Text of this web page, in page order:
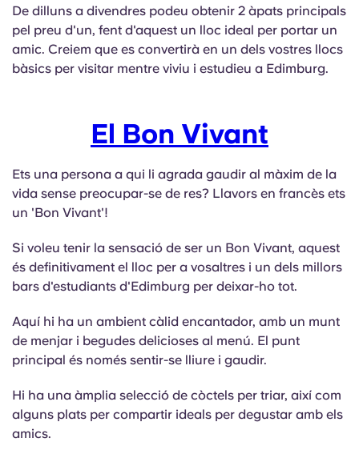
De dilluns a divendres podeu obtenir 2 àpats principals
pel preu d'un, fent d'aquest un lloc ideal per portar un
amic. Creiem que es convertirà en un dels vostres llocs
bàsics per visitar mentre viviu i estudieu a Edimburg.
El Bon Vivant
Ets una persona a qui li agrada gaudir al màxim de la
vida sense preocupar-se de res? Llavors en francès ets
un 'Bon Vivant'!
Si voleu tenir la sensació de ser un Bon Vivant, aquest
és definitivament el lloc per a vosaltres i un dels millors
bars d'estudiants d'Edimburg per deixar-ho tot.
Aquí hi ha un ambient càlid encantador, amb un munt
de menjar i begudes delicioses al menú. El punt
principal és només sentir-se lliure i gaudir.
Hi ha una àmplia selecció de còctels per triar, així com
alguns plats per compartir ideals per degustar amb els
amics.